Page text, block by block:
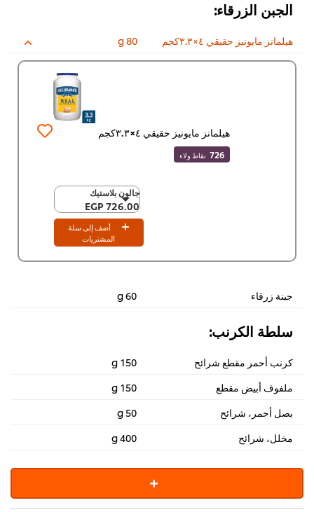
الجبن الزرقاء:
هيلمانز مايونيز حقيقي ٤×٣.٣كجم 80 g
هيلمانز مايونيز حقيقي ٤×٣.٣كجم
726 نقاط ولاء
جالون بلاستيك
726.00 EGP
جالون بلاستيك
726.00 EGP
2,903.80 EGP
أضف إلى سلة
المشتريات
جبنة زرقاء 60 g
سلطة الكرنب:
كرنب أحمر مقطع شرائح
150 g
ملفوف أبيض مقطع
150 g
بصل أحمر، شرائح
50 g
مخلل، شرائح
400 g